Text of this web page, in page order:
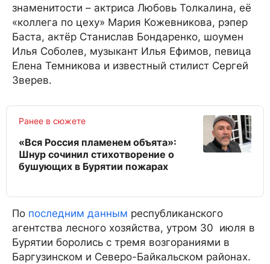
знаменитости – актриса Любовь Толкалина, её
«коллега по цеху» Мария Кожевникова, рэпер
Баста, актёр Станислав Бондаренко, шоумен
Илья Соболев, музыкант Илья Ефимов, певица
Елена Темникова и известный стилист Сергей
Зверев.
Ранее в сюжете
«Вся Россия пламенем объята»:
Шнур сочинил стихотворение о
бушующих в Бурятии пожарах
По последним данным республиканского
агентства лесного хозяйства, утром 30 июля в
Бурятии боролись с тремя возгораниями в
Баргузинском и Северо-Байкальском районах.